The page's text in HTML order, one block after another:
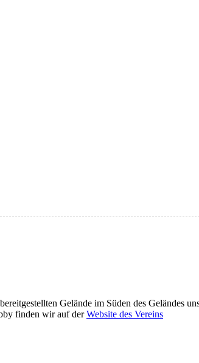
Gelände im Süden des Geländes
finden wir auf derWebsite des Vereins